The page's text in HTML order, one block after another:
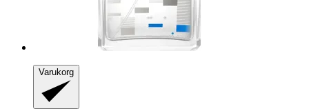
Varukorg